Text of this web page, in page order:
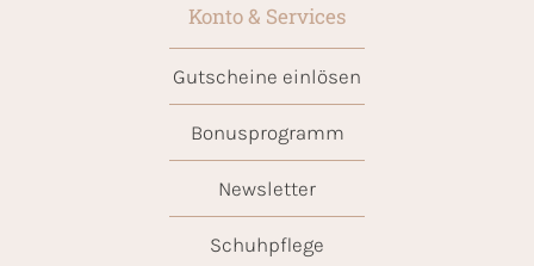
Konto & Services
Gutscheine einlösen
Bonusprogramm
Newsletter
Schuhpflege